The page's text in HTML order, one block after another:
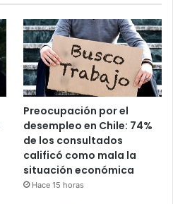
Preocupación por el
desempleo en Chile: 74%
de los consultados
calificó como mala la
situación económica
Hace 15 horas